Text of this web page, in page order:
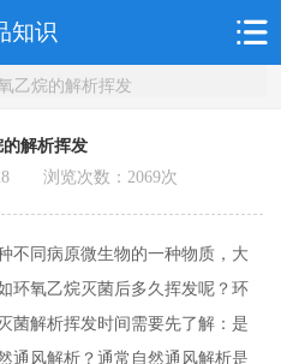
知识
乙烷的解析挥发
解析挥发
28 浏览次数： 2069次
不同病原微生物的一种物质，大
环氧乙烷灭菌后多久挥发呢？环
菌解析挥发时间需要先了解：是
通风解析？通常自然通风解析是